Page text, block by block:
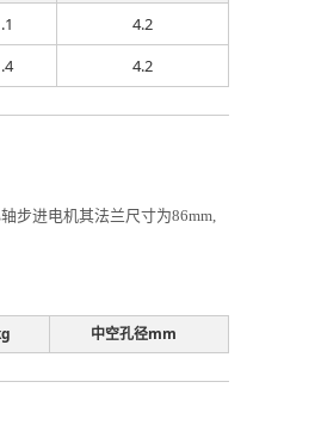
4.2
4.2
步进电机其法兰尺寸为86mm,
中空孔径mm